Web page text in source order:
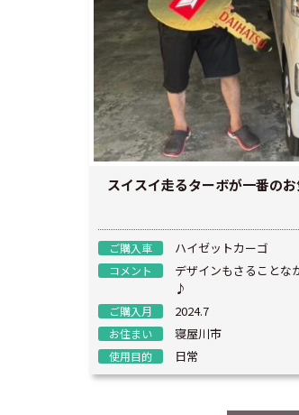
スイスイ走るターボが一番の
ご購入車 ハイゼットカーゴ
コメント
デザインもさることな
♪
ご購入月 2024.7
お住まい 寝屋川市
使用目的 日常